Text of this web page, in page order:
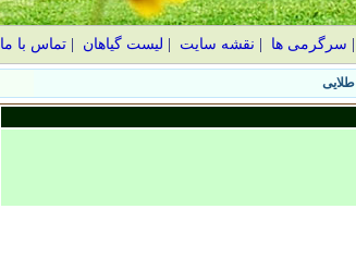
سرگرمی ها نقشه سایت لیست گیاهان |تماس با ما